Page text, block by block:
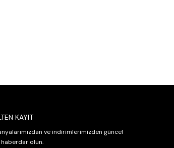
KAYIT
ve indirimlerimizden güncel
olun.